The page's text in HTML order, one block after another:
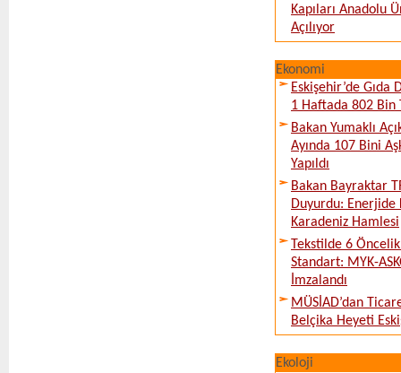
Kapıları Anadolu
Açılıyor
Ekonomi
Eskişehir’de
1 Haftada 802 Bin
Bakan Yumaklı
Ayında 107 Bini
Yapıldı
Bakan Bayraktar
Duyurdu: Enerjide
Karadeniz Hamlesi
Tekstilde 6
Standart: MYK-
İmzalandı
MÜSİAD’dan
Belçika Heyeti
Ekoloji